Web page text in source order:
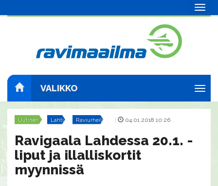
VALIKKO
Uutinen Lahti Raviurheilu | 04.01.2018 10:26
Ravigaala Lahdessa 20.1. -
liput ja illalliskortit
myynnissä